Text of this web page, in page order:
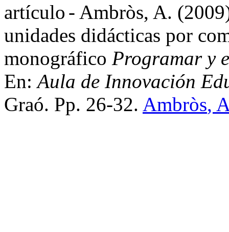
- Ambròs, A.
unidades didácticas por
monográfico Programar y
En:Aula de Innovación
Graó. Pp. 26-32. Ambròs,